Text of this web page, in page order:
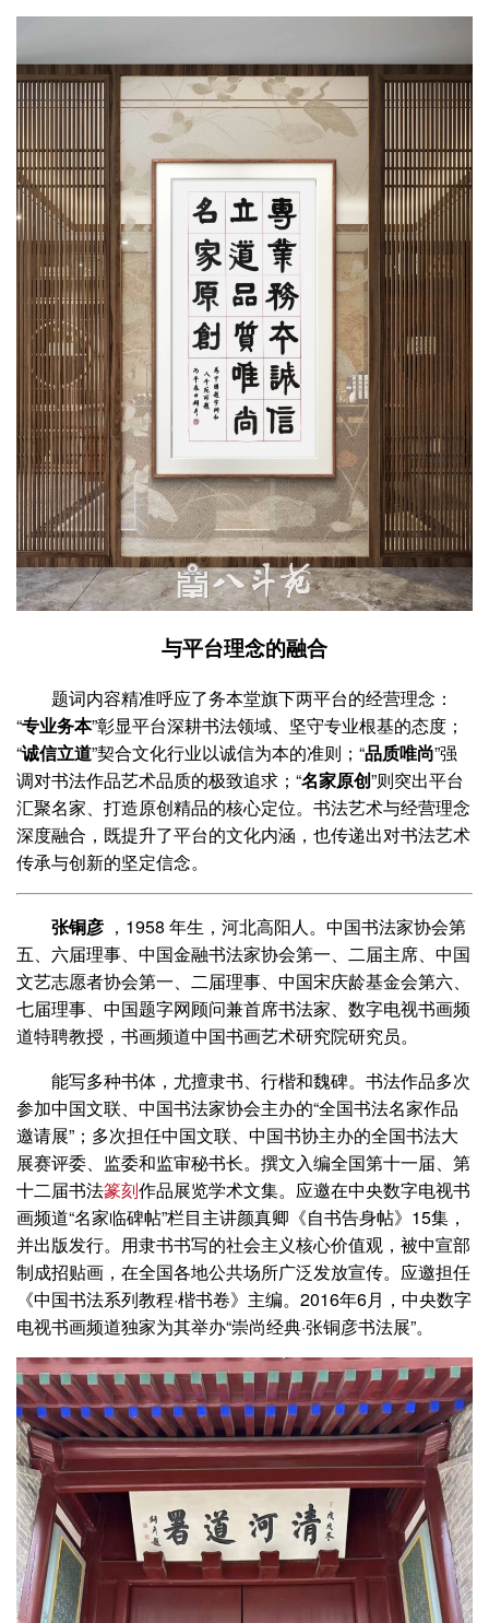
与平台理念的融合
题词内容精准呼应了务本堂旗下两平台的经营理念：
“专业务本”彰显平台深耕书法领域、坚守专业根基的态度；
“诚信立道”契合文化行业以诚信为本的准则；“品质唯尚”强
调对书法作品艺术品质的极致追求；“名家原创”则突出平台
汇聚名家、打造原创精品的核心定位。书法艺术与经营理念
深度融合，既提升了平台的文化内涵，也传递出对书法艺术
传承与创新的坚定信念。
张铜彦 ，1958 年生，河北高阳人。中国书法家协会第
五、六届理事、中国金融书法家协会第一、二届主席、中国
文艺志愿者协会第一、二届理事、中国宋庆龄基金会第六、
七届理事、中国题字网顾问兼首席书法家、数字电视书画频
道特聘教授，书画频道中国书画艺术研究院研究员。
能写多种书体，尤擅隶书、行楷和魏碑。书法作品多次
参加中国文联、中国书法家协会主办的“全国书法名家作品
邀请展”；多次担任中国文联、中国书协主办的全国书法大
展赛评委、监委和监审秘书长。撰文入编全国第十一届、第
十二届书法篆刻作品展览学术文集。应邀在中央数字电视书
画频道“名家临碑帖”栏目主讲颜真卿《自书告身帖》15集，
并出版发行。用隶书书写的社会主义核心价值观，被中宣部
制成招贴画，在全国各地公共场所广泛发放宣传。应邀担任
《中国书法系列教程·楷书卷》主编。2016年6月，中央数字
电视书画频道独家为其举办“崇尚经典·张铜彦书法展”。